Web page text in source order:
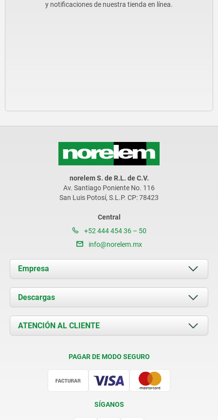
y notificaciones de nuestra tienda en línea.
norelem S. de R.L. de C.V.
Av. Santiago Poniente No. 116
San Luis Potosí, S.L.P. CP: 78423
Central
+52 444 454 36 – 50
info@norelem.mx
Empresa
Acerca de nosotros
Novedades
Contacto
Descargas
Documents
ATENCIÓN AL CLIENTE
PAGAR DE MODO SEGURO
SÍGANOS